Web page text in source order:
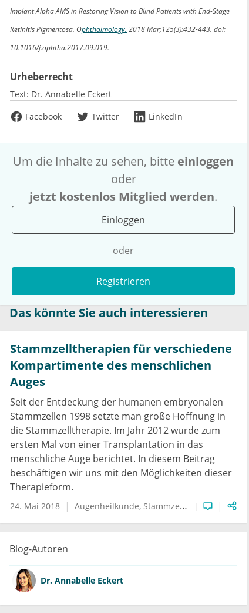
Implant Alpha AMS in Restoring Vision to Blind Patients with End-Stage
Retinitis Pigmentosa. Ophthalmology. 2018 Mar;125(3):432-443. doi:
10.1016/j.ophtha.2017.09.019.
Urheberrecht
Text: Dr. Annabelle Eckert
Facebook
Twitter LinkedIn
Um die Inhalte zu sehen, bitte einloggen
oder
jetzt kostenlos Mitglied werden.
Einloggen
oder
Registrieren
Das könnte Sie auch interessieren
Stammzelltherapien für verschiedene
Kompartimente des menschlichen
Auges
Seit der Entdeckung der humanen embryonalen
Stammzellen 1998 setzte man große Hoffnung in
die Stammzelltherapie. Im Jahr 2012 wurde zum
ersten Mal von einer Transplantation in das
menschliche Auge berichtet. In diesem Beitrag
beschäftigen wir uns mit den Möglichkeiten dieser
Therapieform.
24. Mai 2018 Augenheilkunde Stammzellforschung
Blog-Autoren
Dr. Annabelle Eckert